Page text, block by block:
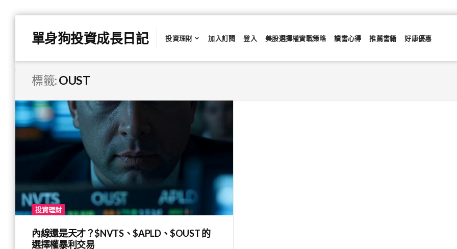
單身狗投資成長日記 投資理財 加入訂閱 登入 美股選擇權實戰策略 讀書心得 推薦書籍 好康優惠
標籤:OUST
投資理財
內線還是天才？$NVTS、$APLD、$OUST 的
選擇權暴利交易